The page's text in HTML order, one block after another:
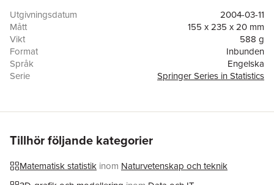
reputation among simulation practitioners of requiring a great
deal of technical and probabilistic expertise. In this text, I have
tried to keep the mathematical preliminaries to a minimum; the
only prerequisite is a single large deviation theorem dealing with
sequences of Rd­ valued random variables. (This theorem and a
proof are given in the text.) Large deviation theory is a
as complete as possible in the exposition of all possible aspects
demonstrating the methodology and the principal ideas in a
fairly simple setting. Madison, Wisconsin 2003 James Antonio
Bucklew Contents 1. Random Number Generation . . . . . . . . . . . . .
. . . . . . . . 1 . . . . . . . . 1.1 Uniform Generators. . . . . . . . . . . . . . . . . . . . . .
Utgivningsdatum
2004-03-11
Mått
155 x 235 x 20 mm
Vikt
588 g
Format
Inbunden
Språk
Engelska
Serie
Springer Series in Statistics
Förlag
Springer-Verlag New York Inc.
Tillhör följande kategorier
Matematisk statistik inom Naturvetenskap och teknik